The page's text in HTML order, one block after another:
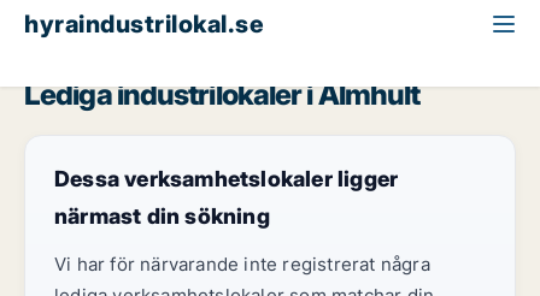
hyraindustrilokal.se
Lediga industrilokaler i Älmhult
Dessa verksamhetslokaler ligger
närmast din sökning
Vi har för närvarande inte registrerat några